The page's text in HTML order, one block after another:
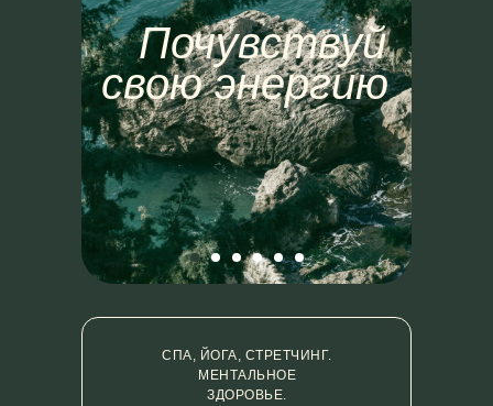
СПА, ЙОГА, СТРЕТЧИНГ.
МЕНТАЛЬНОЕ
ЗДОРОВЬЕ.
свою энергию
Почувствуй
ПОДРОБНЕЕ